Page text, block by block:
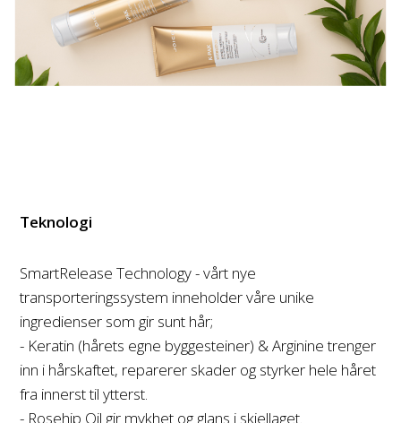
Teknologi
SmartRelease Technology - vårt nye
transporteringssystem inneholder våre unike
ingredienser som gir sunt hår;
- Keratin (hårets egne byggesteiner) & Arginine trenger
inn i hårskaftet, reparerer skader og styrker hele håret
fra innerst til ytterst.
- Rosehip Oil gir mykhet og glans i skjellaget.